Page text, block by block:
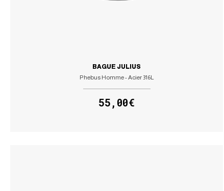
BAGUE JULIUS
Phebus Homme - Acier 316L
55,00€